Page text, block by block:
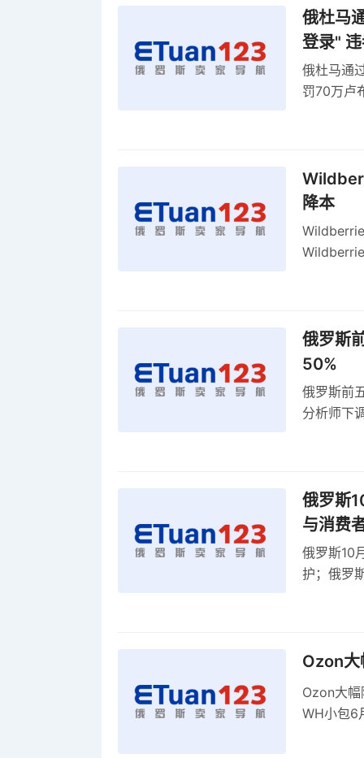
俄杜马
登录"
俄杜马通
罚70万卢
降本
俄罗斯
50%
俄罗斯前
分析师下
俄罗斯
与消费
俄罗斯10
护；俄罗
Ozon大
Ozon大
WH小包6